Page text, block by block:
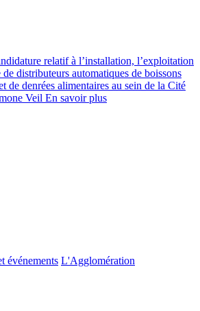
relatif à l’installation, l’exploitation
de distributeurs automatiques de boissons
de denrées alimentaires au sein de la Cité
Veil En savoir plus
événements L'Agglomération